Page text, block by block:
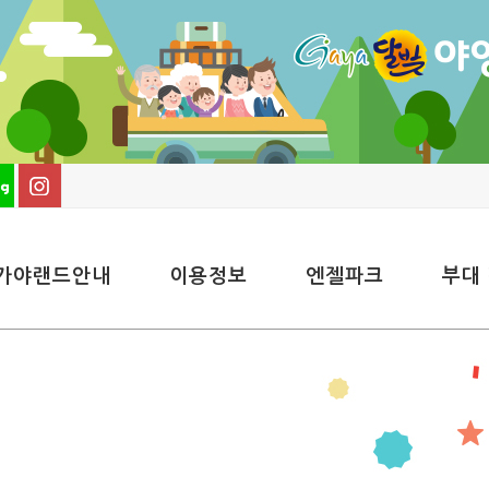
야랜드안내 이용정보 엔젤파크 부대